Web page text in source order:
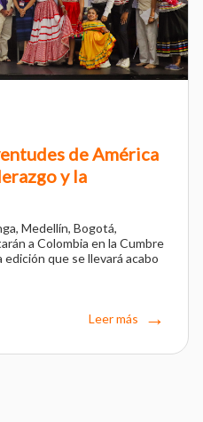
de América
y la
Medellín, Bogotá,
a Colombia en la Cumbre
que se llevará acabo
Leer más